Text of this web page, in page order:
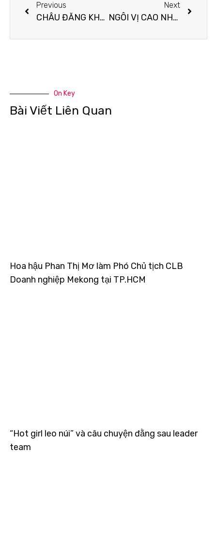
Previous
CHÂU ĐĂNG KHOA NHẬN LỜI MỜI LÀM BAN GIÁM KHẢO CUỘC THI HÁT SING NOW 2022 – NGÔI SAO SINH VIÊN
Next
NGÔI VỊ CAO NHẤT CUỘC THI HÁT SING NOW 2022 – NGÔI SAO SINH VIÊN THUỘC VỀ AI?
On Key
Bài Viết Liên Quan
Hoa hậu Phan Thị Mơ làm Phó Chủ tịch CLB
Doanh nghiệp Mekong tại TP.HCM
“Hot girl leo núi” và câu chuyện đằng sau leader
team